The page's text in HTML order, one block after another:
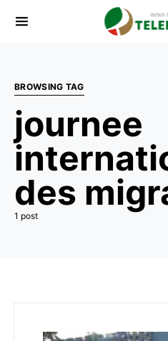
BROWSING TAG
journee
des
1 post